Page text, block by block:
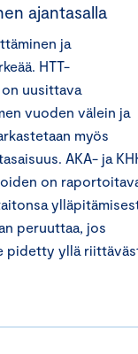
ajantasalla
ja
HTT-
uusittava
vuoden välein ja
myös
AKA- ja
on
peruuttaa, jos
pidetty yllä